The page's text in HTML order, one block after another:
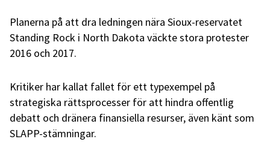
Planerna på att dra ledningen nära Sioux-reservatet
Standing Rock i North Dakota väckte stora protester
2016 och 2017.
Kritiker har kallat fallet för ett typexempel på
strategiska rättsprocesser för att hindra offentlig
debatt och dränera finansiella resurser, även känt som
SLAPP-stämningar.